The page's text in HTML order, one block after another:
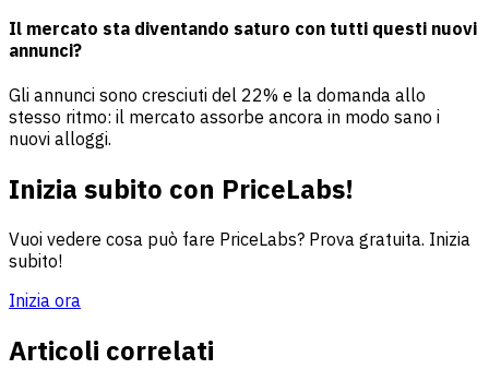
Il mercato sta diventando saturo con tutti questi nuovi
annunci?
Gli annunci sono cresciuti del 22% e la domanda allo
stesso ritmo: il mercato assorbe ancora in modo sano i
nuovi alloggi.
Inizia subito con PriceLabs!
Vuoi vedere cosa può fare PriceLabs? Prova gratuita. Inizia
subito!
Inizia ora
Articoli correlati